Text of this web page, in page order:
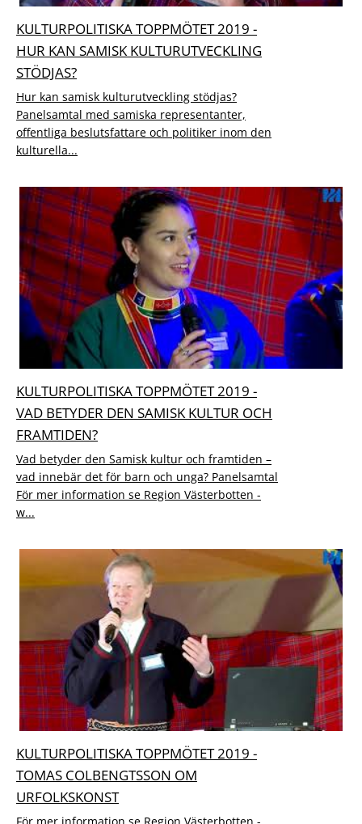
KULTURPOLITISKA TOPPMÖTET 2019 -
HUR KAN SAMISK KULTURUTVECKLING
STÖDJAS?
Hur kan samisk kulturutveckling stödjas?
Panelsamtal med samiska representanter,
offentliga beslutsfattare och politiker inom den
kulturella...
KULTURPOLITISKA TOPPMÖTET 2019 -
VAD BETYDER DEN SAMISK KULTUR OCH
FRAMTIDEN?
Vad betyder den Samisk kultur och framtiden –
vad innebär det för barn och unga? Panelsamtal
För mer information se Region Västerbotten -
w...
KULTURPOLITISKA TOPPMÖTET 2019 -
TOMAS COLBENGTSSON OM
URFOLKSKONST